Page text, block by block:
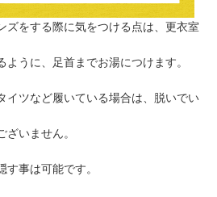
ズをする際に気をつける点は、更衣室
うに、足首までお湯につけます。
イツなど履いている場合は、脱いでい
いません。
す事は可能です。